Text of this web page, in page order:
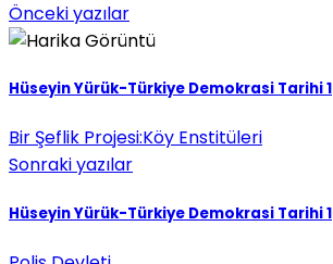
Önceki yazılar
Hüseyin Yürük-Türkiye Demokrasi Tarihi 1
Bir Şeflik Projesi:Köy Enstitüleri
Sonraki yazılar
Hüseyin Yürük-Türkiye Demokrasi Tarihi 1